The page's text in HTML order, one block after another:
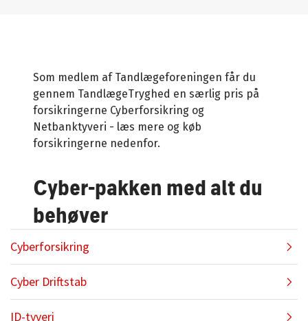
Som medlem af Tandlægeforeningen får du
gennem TandlægeTryghed en særlig pris på
forsikringerne Cyberforsikring og
Netbanktyveri - læs mere og køb
forsikringerne nedenfor.
Cyber-pakken med alt du
behøver
Cyberforsikring
Cyber Driftstab
ID-tyveri